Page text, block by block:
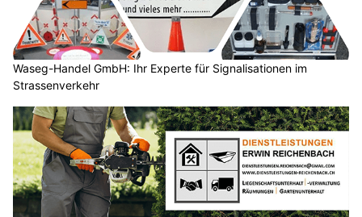
Waseg-Handel GmbH: Ihr Experte für Signalisationen im
Strassenverkehr